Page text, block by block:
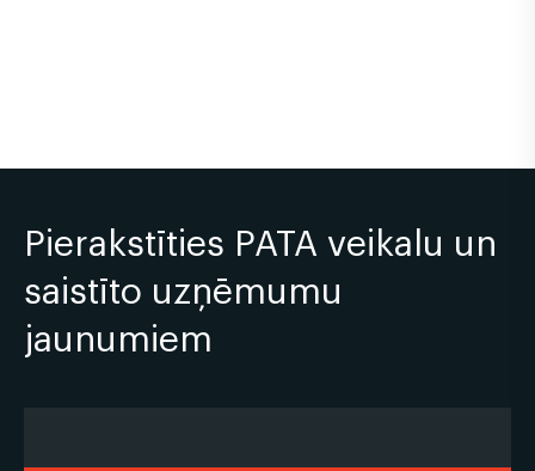
Pierakstīties PATA veikalu un
saistīto uzņēmumu
jaunumiem